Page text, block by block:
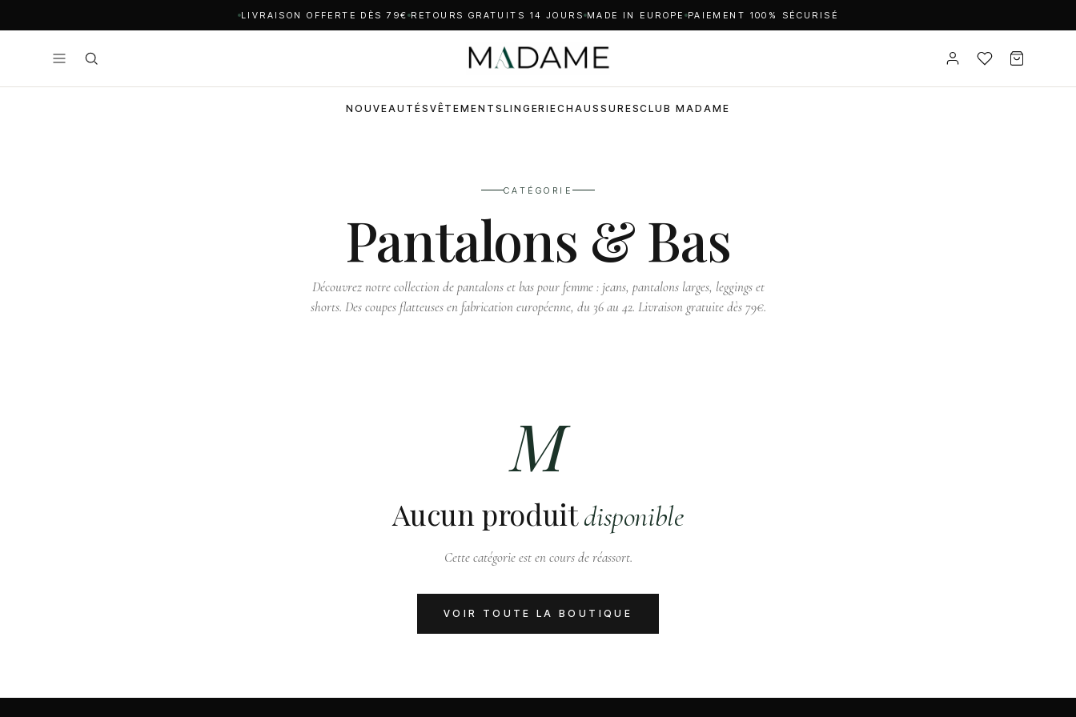
LIVRAISON OFFERTE DÈS 79€ RETOURS GRATUITS 14 JOURS MADE IN EUROPE PAIEMENT 100% SÉCURISÉ
NOUVEAUTÉS VÊTEMENTS LINGERIECHAUSSURESCLUB MADAME
CATÉGORIE
Pantalons & Bas
Découvrez notre collection de pantalons et bas pour femme : jeans, pantalons larges, leggings et
shorts. Des coupes flatteuses en fabrication européenne, du 36 au 42. Livraison gratuite dès 79€.
M
Aucun produitdisponible
Cette catégorie est en cours de réassort.
VOIR TOUTE LA BOUTIQUE